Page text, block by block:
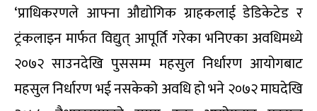
‘प्राधिकरणले आफ्ना औद्योगिक ग्राहकलाई डेडिकेटेड र
ट्रंकलाइन मार्फत विद्युत् आपूर्ति गरेका भनिएका अवधिमध्ये
२०७२ साउनदेखि पुससम्म महसुल निर्धारण आयोगबाट
महसुल निर्धारण भई नसकेको अवधि हो भने २०७२ माघदेखि